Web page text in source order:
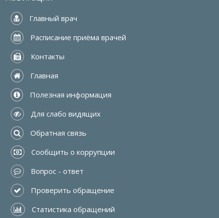
Главный врач
Расписание приёма врачей
Контакты
Главная
Полезная информация
Для слабо видящих
Обратная связь
Сообщить о коррупции
Вопрос - ответ
Проверить обращение
Статистика обращений